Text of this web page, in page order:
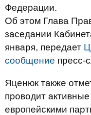
Федерации.
Об этом Глава
заседании
января, передает
сообщение пресс-
Яценюк также
проводит
европейскими